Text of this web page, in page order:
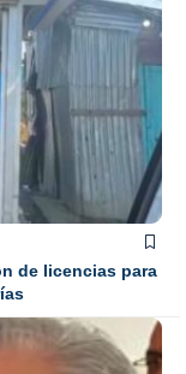
de licencias para